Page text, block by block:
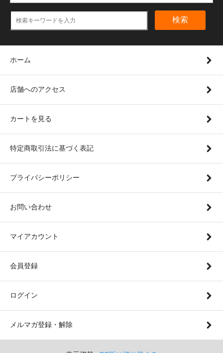
検索
ホーム
店舗へのアクセス
カートを見る
特定商取引法に基づく表記
プライバシーポリシー
お問い合わせ
マイアカウント
会員登録
ログイン
メルマガ登録・解除